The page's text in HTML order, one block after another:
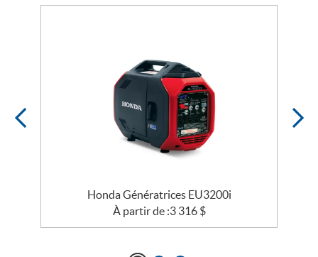
Honda Génératrices EU3200i
À partir de :3 316 $